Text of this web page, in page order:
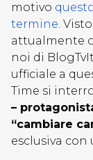
motivo
termine.
attualmente
noi di
ufficiale a
Time si
–
“cambiare
esclusiva con